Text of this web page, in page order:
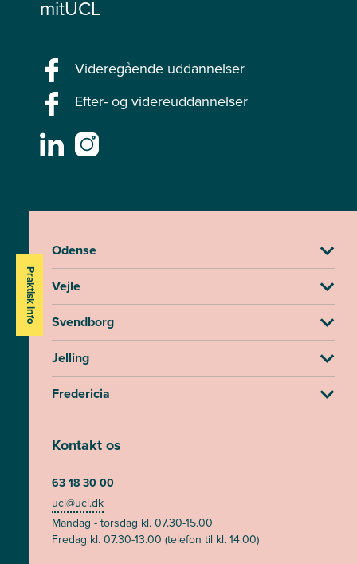
mitUCL
Videregående uddannelser
Efter- og videreuddannelser
Praktisk info
Odense
Vejle
Svendborg
Jelling
Fredericia
Kontakt os
63 18 30 00
ucl@ucl.dk
Mandag - torsdag kl. 07.30-15.00
Fredag kl. 07.30-13.00 (telefon til kl. 14.00)